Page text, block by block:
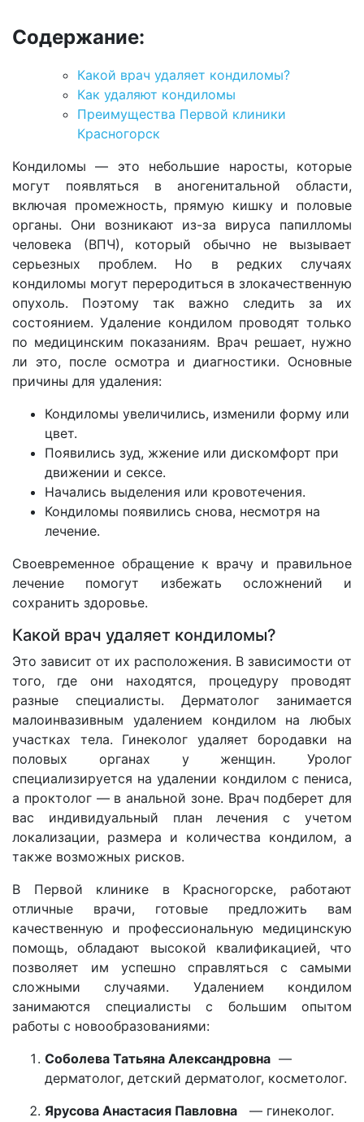
Содержание:
Какой врач удаляет кондиломы?
Как удаляют кондиломы
Преимущества Первой клиники
Красногорск
Кондиломы — это небольшие наросты, которые
могут появляться в аногенитальной области,
включая промежность, прямую кишку и половые
органы. Они возникают из-за вируса папилломы
человека (ВПЧ), который обычно не вызывает
серьезных проблем. Но в редких случаях
кондиломы могут переродиться в злокачественную
опухоль. Поэтому так важно следить за их
состоянием. Удаление кондилом проводят только
по медицинским показаниям. Врач решает, нужно
ли это, после осмотра и диагностики. Основные
причины для удаления:
Кондиломы увеличились, изменили форму или
цвет.
Появились зуд, жжение или дискомфорт при
движении и сексе.
Начались выделения или кровотечения.
Кондиломы появились снова, несмотря на
лечение.
Своевременное обращение к врачу и правильное
лечение помогут избежать осложнений и
сохранить здоровье.
Какой врач удаляет кондиломы?
Это зависит от их расположения. В зависимости от
того, где они находятся, процедуру проводят
разные специалисты. Дерматолог занимается
малоинвазивным удалением кондилом на любых
участках тела. Гинеколог удаляет бородавки на
половых органах у женщин. Уролог
специализируется на удалении кондилом с пениса,
а проктолог — в анальной зоне. Врач подберет для
вас индивидуальный план лечения с учетом
локализации, размера и количества кондилом, а
также возможных рисков.
В Первой клинике в Красногорске, работают
отличные врачи, готовые предложить вам
качественную и профессиональную медицинскую
помощь, обладают высокой квалификацией, что
позволяет им успешно справляться с самыми
сложными случаями. Удалением кондилом
занимаются специалисты с большим опытом
работы с новообразованиями:
Соболева Татьяна Александровна —
дерматолог, детский дерматолог, косметолог.
Ярусова Анастасия Павловна — гинеколог.